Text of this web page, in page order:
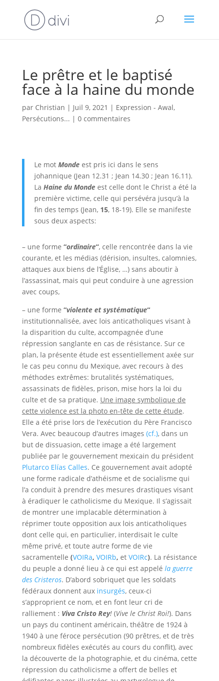
Le prêtre et le baptisé
face à la haine du monde
par Christian | Juil 9, 2021 | Expression - Awal,
Persécutions... | 0 commentaires
Le mot Mondeest pris ici dans le sens
johannique (Jean 12.31 ; Jean 14.30 ; Jean 16.11).
La Haine du Mondeest celle dont le Christ a été la
première victime, celle qui persévéra jusqu’à la
fin des temps (Jean, 15, 18-19). Elle se manifeste
sous deux aspects:
– une forme “ordinaire“, celle rencontrée dans la vie
courante, et les médias (dérision, insultes, calomnies,
attaques aux biens de l’Église, …) sans aboutir à
l’assassinat, mais qui peut conduire à une agression
avec coups,
– une forme “violente et systématique“
institutionnalisée, avec lois anticatholiques visant à
la disparition du culte, accompagnée d’une
répression sanglante en cas de résistance. Sur ce
plan, la présente étude est essentiellement axée sur
le cas peu connu du Mexique, avec recours à des
méthodes extrêmes: brutalités systématiques,
assassinats de fidèles, prison, mise hors la loi du
culte et de sa pratique. Une image symbolique de
cette violence est la photo en-tête de cette étude.
Elle a été prise lors de l’exécution du Père Francisco
Vera. Avec beaucoup d’autres images (cf.), dans un
but de dissuasion, cette image a été largement
publiée par le gouvernement mexicain du président
Plutarco Elías Calles. Ce gouvernement avait adopté
une forme radicale d’athéisme et de socialisme qui
l’a conduit à prendre des mesures drastiques visant
à éradiquer le catholicisme du Mexique. Il s’agissait
de montrer une implacable détermination à
réprimer toute opposition aux lois anticatholiques
dont celle qui, en particulier, interdisait le culte
même privé, et toute autre forme de vie
sacramentelle (VOIRa, VOIRb, et VOIRc). La résistance
du peuple a donné lieu à ce qui est appelé la guerre
des Cristeros. D’abord sobriquet que les soldats
fédéraux donnent aux insurgés, ceux-ci
s’approprient ce nom, et en font leur cri de
ralliement : Viva Cristo Rey!(Vive le Christ Roi!). Dans
un pays du continent américain, théâtre de 1924 à
1940 à une féroce persécution (90 prêtres, et de très
nombreux fidèles exécutés au cours du conflit), avec
la découverte de la photographie, et du cinéma, cette
répression du catholicisme a offert de belles et